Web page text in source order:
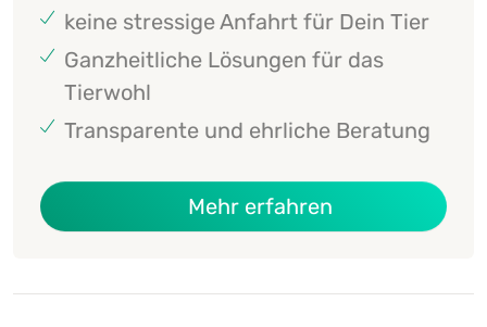
keine stressige Anfahrt für Dein Tier
Ganzheitliche Lösungen für das
Tierwohl
Transparente und ehrliche Beratung
Mehr erfahrenüber Das